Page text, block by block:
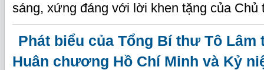
sáng, xứng đáng với lời khen tặng của Chủ
Phát biểu của Tổng Bí thư Tô Lâm
Huân chương Hồ Chí Minh và Kỷ